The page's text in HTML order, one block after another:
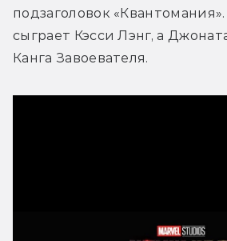
подзаголовок
сыграет Кэсси Лэнг, а
Канга Завоевателя.